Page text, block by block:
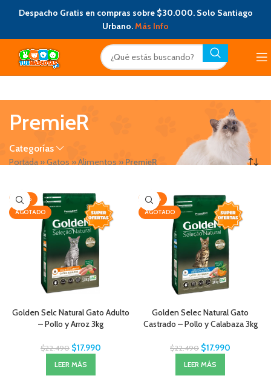
Despacho Gratis en compras sobre $30.000. Solo Santiago
Urbano.Más Info
PremieR
Categorías
Portada »Gatos »Alimentos » PremieR
-20%
AGOTADO
Golden Selc Natural Gato Adulto
– Pollo y Arroz 3kg
$22.490 $17.990
LEER MÁS
-20%
AGOTADO
Golden Selec Natural Gato
Castrado – Pollo y Calabaza 3kg
$22.490 $17.990
LEER MÁS